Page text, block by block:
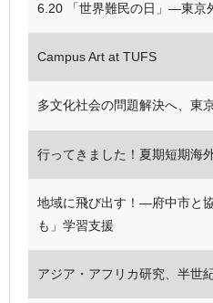
6.20 「世界難民の日」―東京
Campus Art at TUFS
多文化社会の問題解決へ、東
行ってきました！夏期短期海
地域に飛び出す！―府中市と
も」学習支援
アジア・アフリカ研究、半世